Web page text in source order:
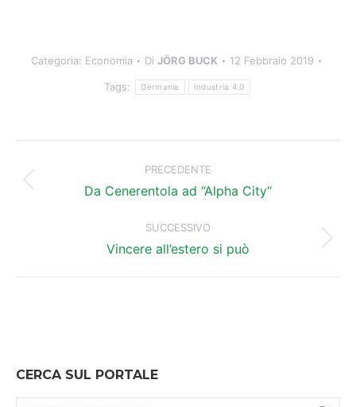
Categoria: Economia Di JÖRG BUCK 12 Febbraio 2019
Tags: Germania Industria 4.0
tra
PRECEDENTE
Post
precedente:
Da Cenerentola ad “Alpha City“
SUCCESSIVO
Prossimo
Vincere all’estero si può
CERCA SUL PORTALE